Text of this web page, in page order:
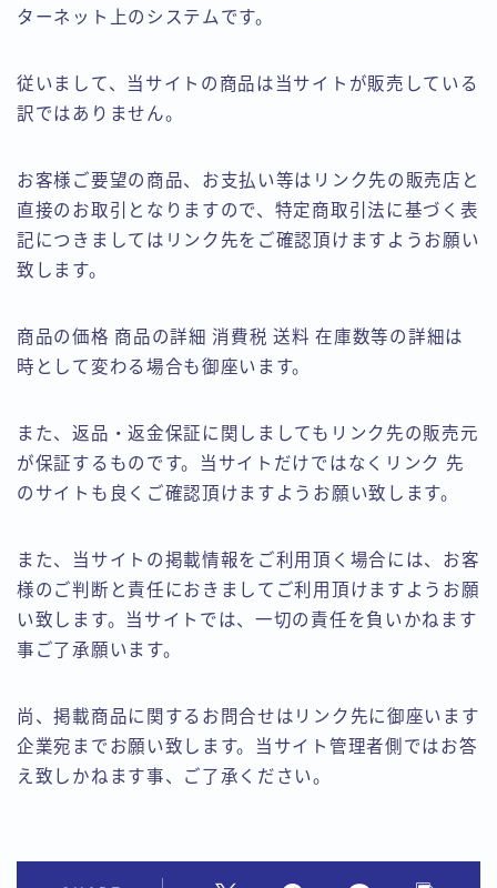
ターネット上のシステムです。
従いまして、当サイトの商品は当サイトが販売している
訳ではありません。
お客様ご要望の商品、お支払い等はリンク先の販売店と
直接のお取引となりますので、特定商取引法に基づく表
記につきましてはリンク先をご確認頂けますようお願い
致します。
商品の価格 商品の詳細 消費税 送料 在庫数等の詳細は
時として変わる場合も御座います。
また、返品・返金保証に関しましてもリンク先の販売元
が保証するものです。当サイトだけではなくリンク 先
のサイトも良くご確認頂けますようお願い致します。
また、当サイトの掲載情報をご利用頂く場合には、お客
様のご判断と責任におきましてご利用頂けますようお願
い致します。当サイトでは、一切の責任を負いかねます
事ご了承願います。
尚、掲載商品に関するお問合せはリンク先に御座います
企業宛までお願い致します。当サイト管理者側ではお答
え致しかねます事、ご了承ください。